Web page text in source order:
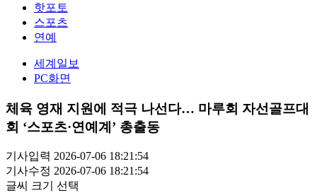
핫포토
스포츠
연예
세계일보
PC화면
체육 영재 지원에 적극 나선다… 마루회 자선골프대
회 ‘스포츠·연예계’ 총출동
기사입력 2026-07-06 18:21:54
기사수정 2026-07-06 18:21:54
글씨 크기 선택